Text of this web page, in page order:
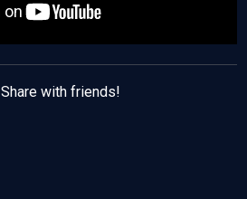
Share with friends!